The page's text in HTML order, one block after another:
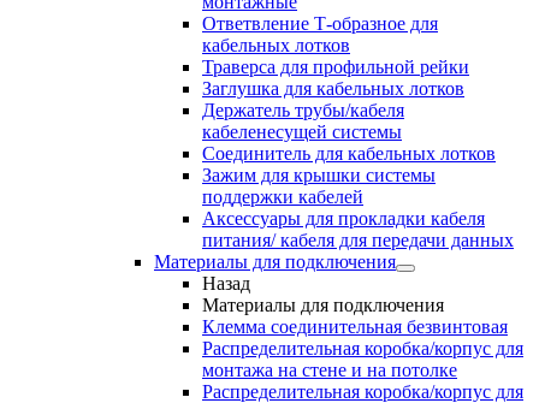
Ответвление Т-образное для
кабельных лотков
Траверса для профильной рейки
Заглушка для кабельных лотков
Держатель трубы/кабеля
кабеленесущей системы
Соединитель для кабельных лотков
Зажим для крышки системы
поддержки кабелей
Аксессуары для прокладки кабеля
питания/ кабеля для передачи данных
Материалы для подключения
Назад
Материалы для подключения
Клемма соединительная безвинтовая
Распределительная коробка/корпус для
монтажа на стене и на потолке
Распределительная коробка/корпус для